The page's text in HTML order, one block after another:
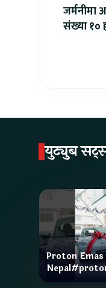
जर्मनीमा
संख्या १०
युट्युब
Proton